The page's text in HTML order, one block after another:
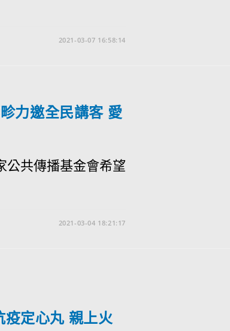
2021-03-07 16:58:14
力邀全民講客 愛
公共傳播基金會希望
2021-03-04 18:21:17
疫定心丸 親上火